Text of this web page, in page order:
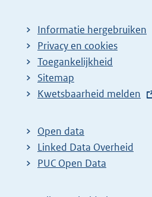
Informatie hergebruiken
Privacy en cookies
Toegankelijkheid
Sitemap
E
t
e
r
Kwetsbaarheid melden
Open data
Linked Data Overheid
PUC Open Data